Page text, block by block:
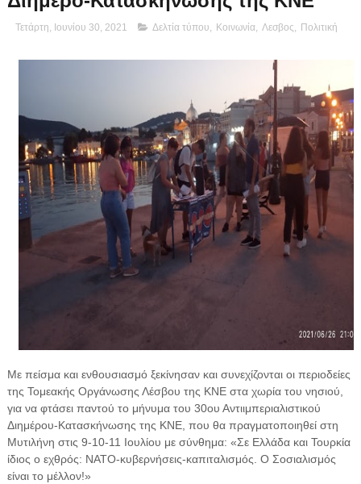
Τετάρτη, Ιουνίου 30, 2021 Δελτία τύπου Κοινωνία, Λεσβος Πολιτική
Με πείσμα και ενθουσιασμό ξεκίνησαν και συνεχίζονται οι περιοδείες
της Τομεακής Οργάνωσης Λέσβου της ΚΝΕ στα χωρία του νησιού,
για να φτάσει παντού το μήνυμα του 30ου Αντιιμπεριαλιστικού
Διημέρου-Κατασκήνωσης της ΚΝΕ, που θα πραγματοποιηθεί στη
Μυτιλήνη στις 9-10-11 Ιουλίου με σύνθημα: «Σε Ελλάδα και Τουρκία
ίδιος ο εχθρός: ΝΑΤΟ-κυβερνήσεις-καπιταλισμός. Ο Σοσιαλισμός
είναι το μέλλον!»